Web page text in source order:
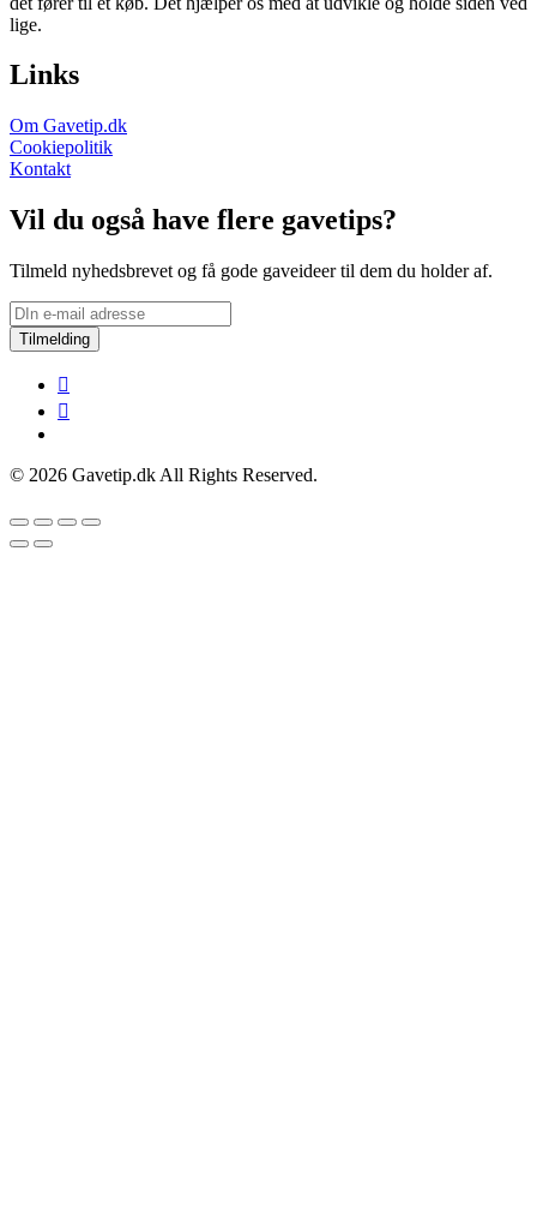
lige.
Links
Om Gavetip.dk
Cookiepolitik
Kontakt
Vil du også have flere gavetips?
Tilmeld nyhedsbrevet og få gode gaveideer til dem du holder af.
Tilmelding
© 2026 Gavetip.dk All Rights Reserved.